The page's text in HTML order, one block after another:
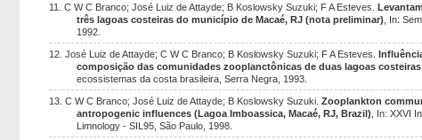
11. C W C Branco; José Luiz de Attayde; B Koslowsky Suzuki; F A Esteves.
três lagoas costeiras do município de Macaé, RJ (nota preliminar)
, In:
1992.
12. José Luiz de Attayde; C W C Branco; B Koslowsky Suzuki; F A Esteves.
composição das comunidades zooplanctônicas de duas lagoas
ecossistemas da costa brasileira, Serra Negra, 1993.
13. C W C Branco; José Luiz de Attayde; B Koslowsky Suzuki. Zooplankton
antropogenic influences (Lagoa Imboassica, Macaé, RJ, Brazil)
, In: XXVI
Limnology - SIL95, São Paulo, 1998.